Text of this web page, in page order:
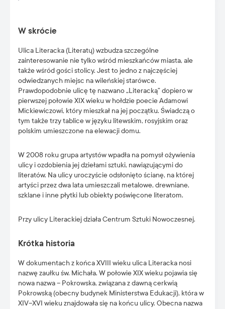
W skrócie
Ulica Literacka (Literatų) wzbudza szczególne
zainteresowanie nie tylko wśród mieszkańców miasta, ale
także wśród gości stolicy. Jest to jedno z najczęściej
odwiedzanych miejsc na wileńskiej starówce.
Prawdopodobnie ulicę tę nazwano „Literacką” dopiero w
pierwszej połowie XIX wieku w hołdzie poecie Adamowi
Mickiewiczowi, który mieszkał na jej początku. Świadczą o
tym także trzy tablice w języku litewskim, rosyjskim oraz
polskim umieszczone na elewacji domu.
W 2008 roku grupa artystów wpadła na pomysł ożywienia
ulicy i ozdobienia jej dziełami sztuki, nawiązującymi do
literatów. Na ulicy uroczyście odsłonięto ścianę, na której
artyści przez dwa lata umieszczali metalowe, drewniane,
szklane i inne płytki lub obiekty poświęcone literatom.
Przy ulicy Literackiej działa Centrum Sztuki Nowoczesnej.
Krótka historia
W dokumentach z końca XVIII wieku ulica Literacka nosi
nazwę zaułku św. Michała. W połowie XIX wieku pojawia się
nowa nazwa – Pokrowska, związana z dawną cerkwią
Pokrowską (obecny budynek Ministerstwa Edukacji), która w
XIV–XVI wieku znajdowała się na końcu ulicy. Obecna nazwa